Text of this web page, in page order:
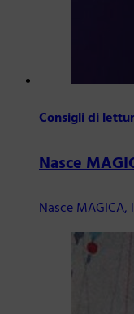
Consigli di
Nasce
Nasce